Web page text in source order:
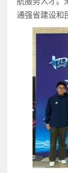
通强省建设和